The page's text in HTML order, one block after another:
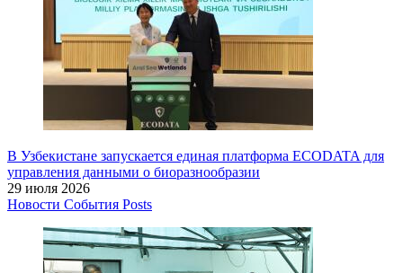
В Узбекистане запускается единая платформа ECODATA для
управления данными о биоразнообразии
29 июля 2026
Новости События Posts